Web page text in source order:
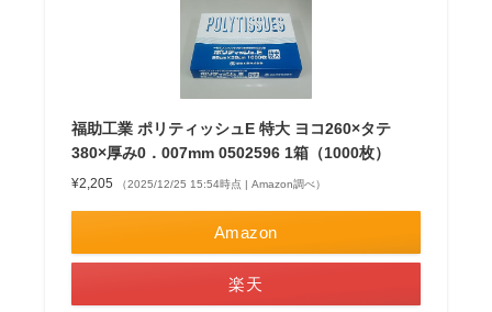
福助工業 ポリティッシュE 特大 ヨコ260×タテ
380×厚み0．007mm 0502596 1箱（1000枚）
¥2,205 （2025/12/25 15:54時点 | Amazon調べ）
Amazon
楽天